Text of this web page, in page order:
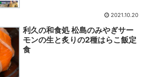
2021.10.20
利久の和食処 松島のみやぎサー
モンの生と炙りの2種はらこ飯定
食